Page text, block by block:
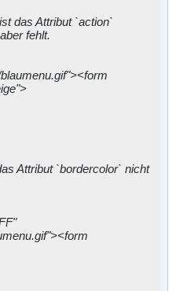
das Attribut `action`
fehlt.
Attribut `bordercolor` nicht